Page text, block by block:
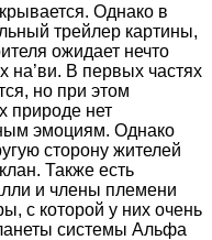
Однако в
трейлер картины,
ожидает нечто
В первых частях
но при этом
природе нет
эмоциям. Однако
сторону жителей
Также есть
и члены племени
с которой у них очень
системы Альфа